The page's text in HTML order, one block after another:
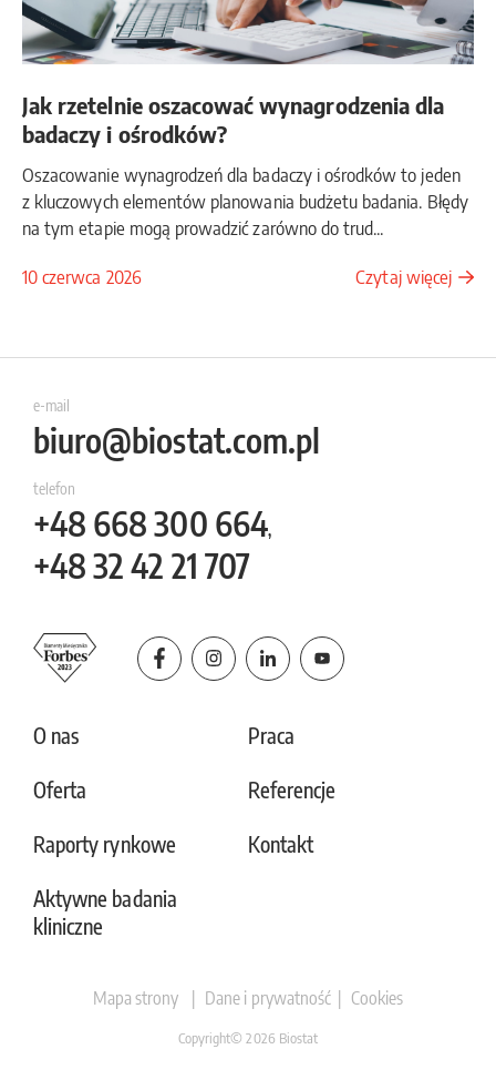
Jak rzetelnie oszacować wynagrodzenia dla
badaczy i ośrodków?
Oszacowanie wynagrodzeń dla badaczy i ośrodków to jeden
z kluczowych elementów planowania budżetu badania. Błędy
na tym etapie mogą prowadzić zarówno do trud...
10 czerwca 2026 Czytaj więcej
e-mail
biuro@biostat.com.pl
telefon
+48 668 300 664,
+4832 42 21 707
O nas
Oferta
Raporty rynkowe
Aktywne badania
kliniczne
Praca
Referencje
Kontakt
Copyright© 2026 Biostat
Mapa strony Dane i prywatność Cookies